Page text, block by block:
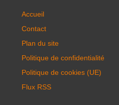
Accueil
Contact
Plan du site
Politique de confidentialité
Politique de cookies (UE)
Flux RSS